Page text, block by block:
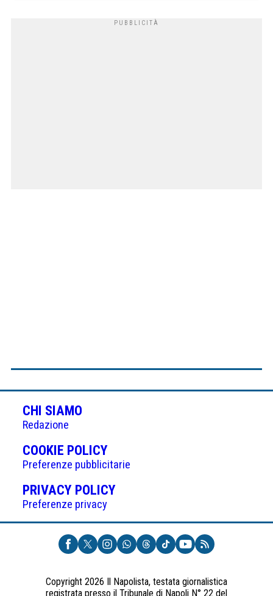
CHI SIAMO
Redazione
COOKIE POLICY(APRE
IN
UNA
NUOVA
Preferenze pubblicitarie
PRIVACY POLICY(APRE
UNA
NUOVA
SCHEDA)
Preferenze privacy
Copyright 2026 Il Napolista, testata giornalistica
registrata presso il Tribunale di Napoli N° 22 del